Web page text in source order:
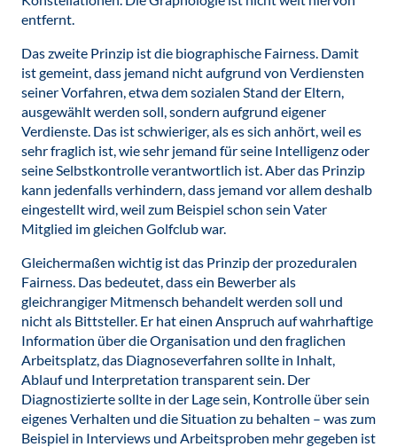
entfernt.
Das zweite Prinzip ist die biographische Fairness. Damit
ist gemeint, dass jemand nicht aufgrund von Verdiensten
seiner Vorfahren, etwa dem sozialen Stand der Eltern,
ausgewählt werden soll, sondern aufgrund eigener
Verdienste. Das ist schwieriger, als es sich anhört, weil es
sehr fraglich ist, wie sehr jemand für seine Intelligenz oder
seine Selbstkontrolle verantwortlich ist. Aber das Prinzip
kann jedenfalls verhindern, dass jemand vor allem deshalb
eingestellt wird, weil zum Beispiel schon sein Vater
Mitglied im gleichen Golfclub war.
Gleichermaßen wichtig ist das Prinzip der prozeduralen
Fairness. Das bedeutet, dass ein Bewerber als
gleichrangiger Mitmensch behandelt werden soll und
nicht als Bittsteller. Er hat einen Anspruch auf wahrhaftige
Information über die Organisation und den fraglichen
Arbeitsplatz, das Diagnoseverfahren sollte in Inhalt,
Ablauf und Interpretation transparent sein. Der
Diagnostizierte sollte in der Lage sein, Kontrolle über sein
eigenes Verhalten und die Situation zu behalten – was zum
Beispiel in Interviews und Arbeitsproben mehr gegeben ist